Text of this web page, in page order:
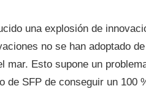
una explosión de
no se han adoptado
mar. Esto supone un
de SFP de conseguir un 100